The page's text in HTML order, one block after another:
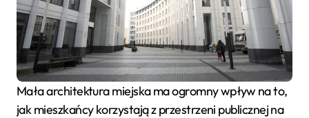
Mała architektura miejska ma ogromny wpływ na to,
jak mieszkańcy korzystają z przestrzeni publicznej na